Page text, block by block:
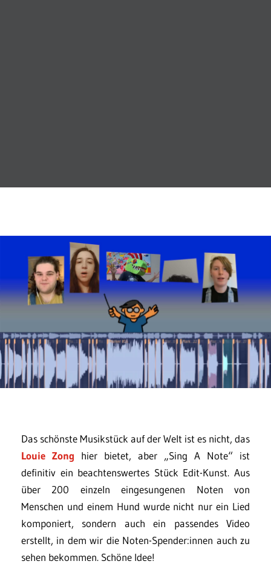
Das schönste Musikstück auf der Welt ist es nicht, das
Louie Zong hier bietet, aber „Sing A Note“ ist
definitiv ein beachtenswertes Stück Edit-Kunst. Aus
über 200 einzeln eingesungenen Noten von
Menschen und einem Hund wurde nicht nur ein Lied
komponiert, sondern auch ein passendes Video
erstellt, in dem wir die Noten-Spender:innen auch zu
sehen bekommen. Schöne Idee!